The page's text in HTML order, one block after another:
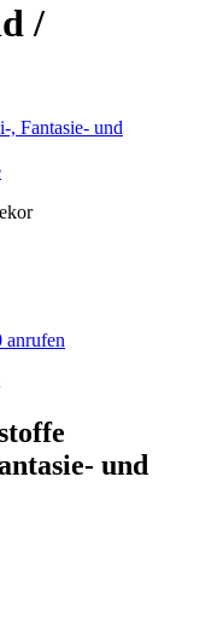
/
, Fantasie- und
anrufen
und